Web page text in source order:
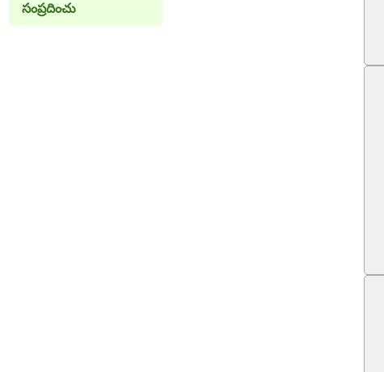
సంప్రదించు